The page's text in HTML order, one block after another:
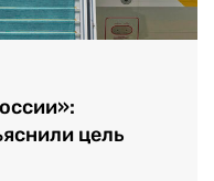
цель